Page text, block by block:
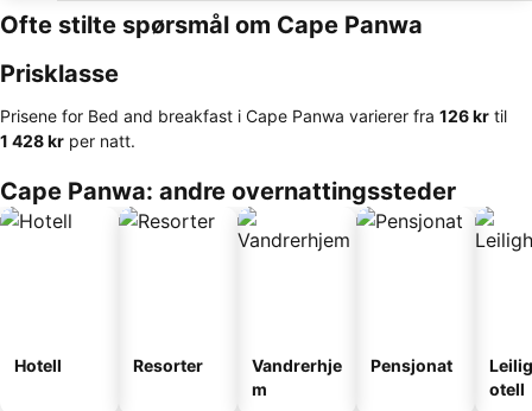
Ofte stilte spørsmål om Cape Panwa
Prisklasse
Prisene for Bed and breakfast i Cape Panwa varierer fra ‎126 kr til
‎1 428 kr per natt.
Cape Panwa: andre overnattingssteder
Hotell Resorter
Vandrerhje
m
Pensjonat
otell